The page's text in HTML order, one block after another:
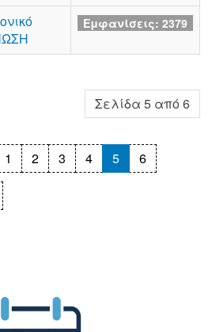
Εμφανίσεις: 2379
Σελίδα 5 από 6
1 2 3 4 5 6